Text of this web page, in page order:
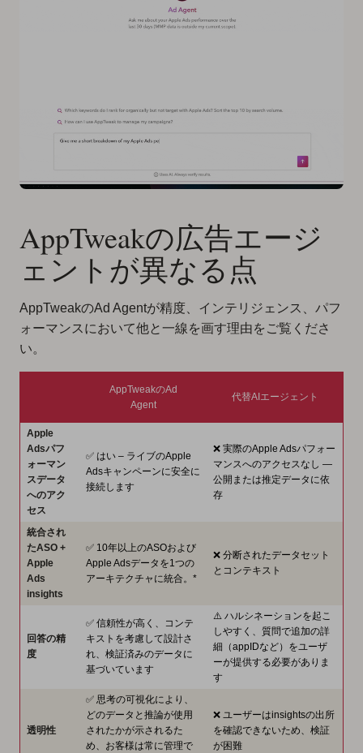
AppTweakの広告エージ
ェントが異なる点
AppTweakのAd Agentが精度、インテリジェンス、パフ
ォーマンスにおいて他と一線を画す理由をご覧くださ
い。
AppTweakのAd
Agent
代替AIエージェント
Apple
Adsパフ
ォーマン
スデータ
へのアク
セス
✅ はい – ライブのApple
Adsキャンペーンに安全に
接続します
❌ 実際のApple Adsパフォー
マンスへのアクセスなし —
公開または推定データに依
存
統合され
たASO +
Apple
Ads
insights
✅ 10年以上のASOおよび
Apple Adsデータを1つの
アーキテクチャに統合。*
❌ 分断されたデータセット
とコンテキスト
回答の精
度
✅ 信頼性が高く、コンテ
キストを考慮して設計さ
れ、検証済みのデータに
基づいています
⚠️ ハルシネーションを起こ
しやすく、質問で追加の詳
細（appIDなど）をユーザ
ーが提供する必要がありま
す
透明性
✅ 思考の可視化により、
どのデータと推論が使用
されたかが示されるた
め、お客様は常に管理で
❌ ユーザーはinsightsの出所
を確認できないため、検証
が困難